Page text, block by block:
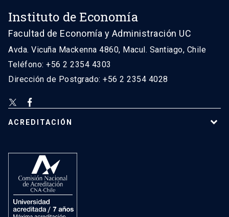
Instituto de Economía
Facultad de Economía y Administración UC
Avda. Vicuña Mackenna 4860, Macul. Santiago, Chile
Teléfono: +56 2 2354 4303
Dirección de Postgrado: +56 2 2354 4028
ACREDITACIÓN